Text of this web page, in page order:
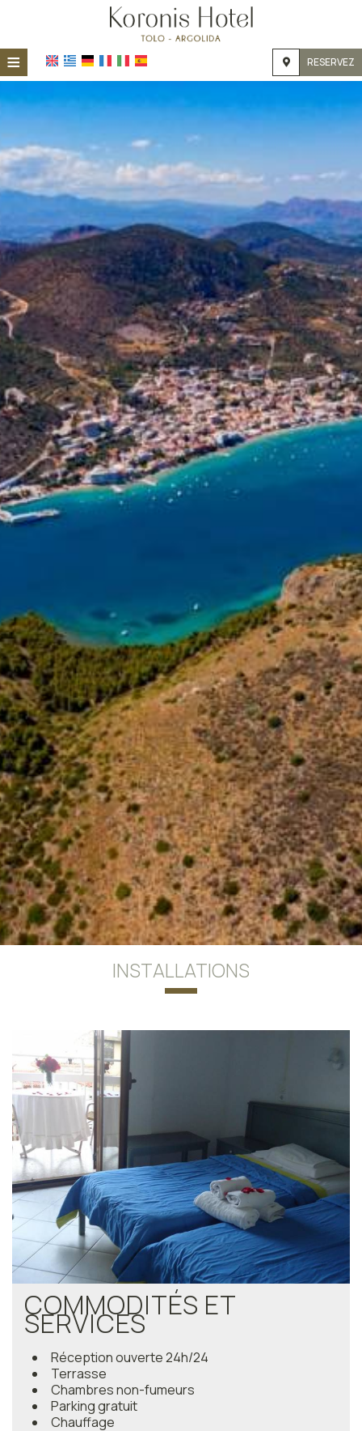
≡ RESERVEZ
EMPLACEMENT
HÉBERGEMENT
GALERIE DE PHOTOS
DEMANDE
CONTACT
INSTALLATIONS
COMMODITÉS ET
SERVICES
Réception ouverte 24h/24
Terrasse
Chambres non-fumeurs
Parking gratuit
Chauffage